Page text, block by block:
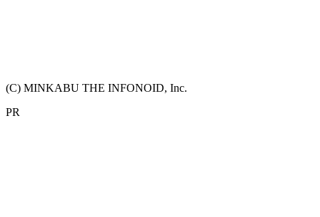
(C) MINKABU THE INFONOID, Inc.
PR